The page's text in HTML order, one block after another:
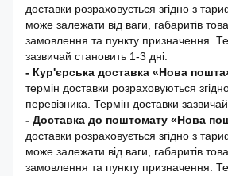
доставки розраховується згідно з
може залежати від ваги, габаритів
замовлення та пункту призначення.
зазвичай становить 1-3 дні.
- Кур'єрська доставка «Нова
термін доставки розраховуються
перевізника. Термін доставки
- Доставка до поштомату «Нова
доставки розраховується згідно з
може залежати від ваги, габаритів
замовлення та пункту призначення.